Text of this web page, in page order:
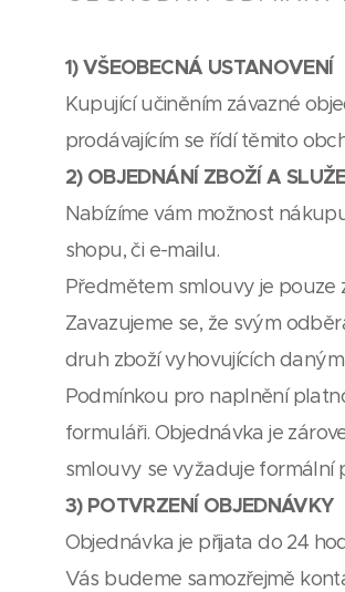
1) VŠEOBECNÁ USTANOVENÍ
Kupující učiněním závazné
prodávajícím se řídí těmito
2) OBJEDNÁNÍ ZBOŽÍ A
Nabízíme vám možnost
shopu, či e-mailu.
Předmětem smlouvy je pouze
Zavazujeme se, že svým
druh zboží vyhovujících
Podmínkou pro naplnění
formuláři. Objednávka je
smlouvy se vyžaduje formální
3) POTVRZENÍ OBJEDNÁVKY
Objednávka je přijata do 24
Vás budeme samozřejmě